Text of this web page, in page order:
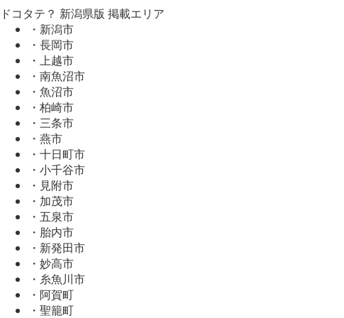
ドコタテ？ 新潟県版 掲載エリア
・新潟市
・長岡市
・上越市
・南魚沼市
・魚沼市
・柏崎市
・三条市
・燕市
・十日町市
・小千谷市
・見附市
・加茂市
・五泉市
・胎内市
・新発田市
・妙高市
・糸魚川市
・阿賀町
・聖籠町